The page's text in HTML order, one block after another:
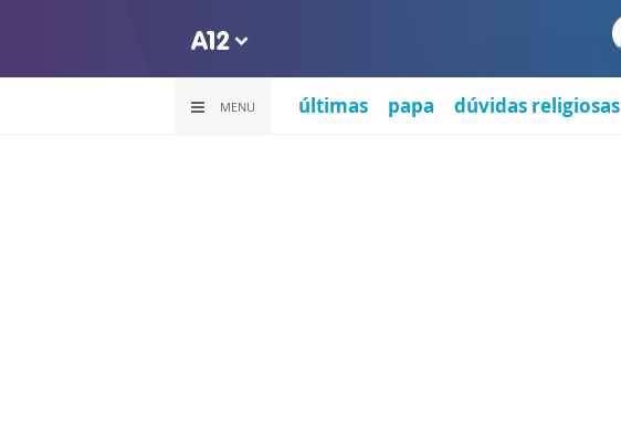
MENU últimas papa dúvidas religiosas